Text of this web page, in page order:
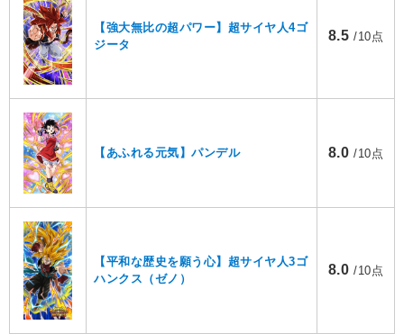
【強大無比の超パワー】超サイヤ人4ゴ
ジータ
8.5 /10点
【あふれる元気】パンデル 8.0 /10点
【平和な歴史を願う心】超サイヤ人3ゴ
ハンクス（ゼノ）
8.0 /10点